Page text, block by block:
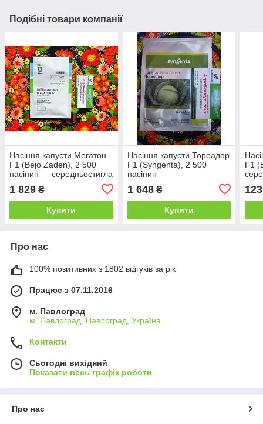
Подібні товари компанії
Насіння капусти Мегатон
F1 (Bejo Zaden), 2 500
насінин — середньостигла
білокачанна
1 829 ₴
Купити
Насіння капусти Тореадор
F1 (Syngenta), 2 500
насінин —
(80-85 днів), білокачанна
1 648₴
Купити
F1
123
Про нас
100% позитивних з 1802 відгуків за рік
Працює з 07.11.2016
м. Павлоград
м. Павлоград, Павлоград, Україна
Контакти
Сьогодні вихідний
Показати весь графік роботи
Про нас